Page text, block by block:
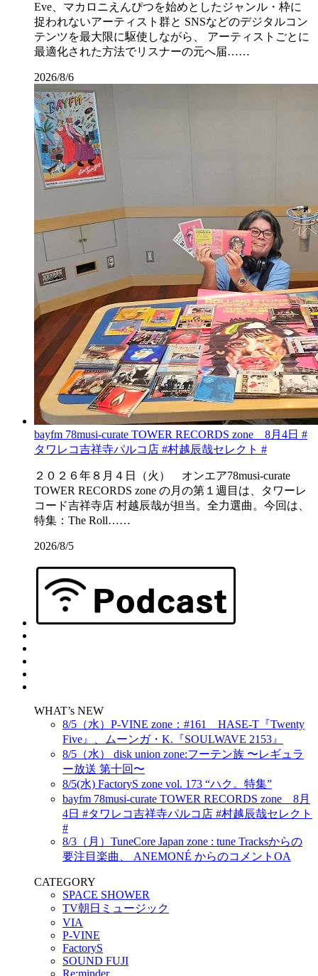
Eve、マカロニえんぴつを始めとしたジャンル・枠に
捉われないアーティスト群と SNSなどのデジタルコン
テンツを最大限に駆使しながら、 アーティストごとに
最適化された方法でリスナーの元へ届……
2026/8/6
bayfm 78musi-curate TOWER RECORDS zone 8月4日 #
タワレコ吉祥寺パルコ店 #村越辰哉セレクト #
２０２６年８月４日（火） オンエア78musi-curate
TOWER RECORDS zone の月の第１週目は、タワーレ
コード吉祥寺店 村越辰哉が担当。全力選曲。今回は、
特集：The Roll……
2026/8/5
WHAT’s NEW
8/5（水）P-VINE zone：#161 HASE-T『Twenty
Five』、ムーンガ・K.『SOULWAVE 2153』
8/5（水） disk union zone:フーテン族 〜レギュラ
ー放送 第十回〜
8/5(水) FactoryS zone vol. 173 “ハク。特集”
bayfm 78musi-curate TOWER RECORDS zone 8月
4日 #タワレコ吉祥寺パルコ店 #村越辰哉セレクト
#
8/3（月）TuneCore Japan zone : tune Tracksからの
要注目楽曲、 ANEMONÉ からのコメントOA
CATEGORY
SPACE SHOWER
TV朝日ミュージック
VIA
P-VINE
FactoryS
SOUND FUJI